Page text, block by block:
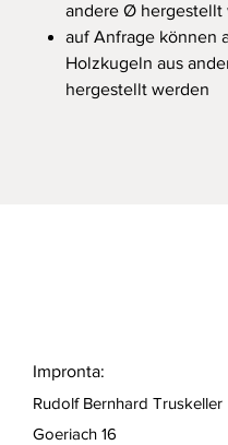
andere Ø hergestellt
auf Anfrage können
Holzkugeln aus
hergestellt werden
Impronta:
Rudolf Bernhard Truskeller
Goeriach 16